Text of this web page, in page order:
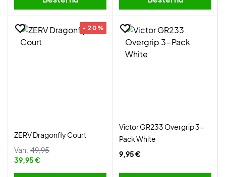
- 20%
ZERV Dragonfly Court
Van: 49,95
39,95 €
Victor GR233 Overgrip 3-
Pack White
9,95 €